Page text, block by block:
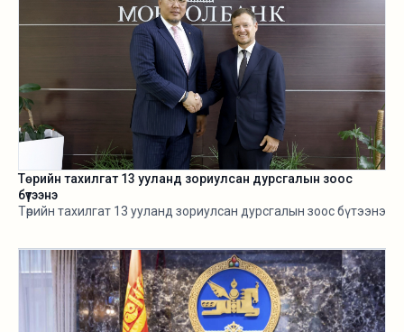
Төрийн тахилгат 13 ууланд зориулсан дурсгалын зоос
бүтээнэ
Төрийн тахилгат 13 ууланд зориулсан дурсгалын зоос бүтээнэ